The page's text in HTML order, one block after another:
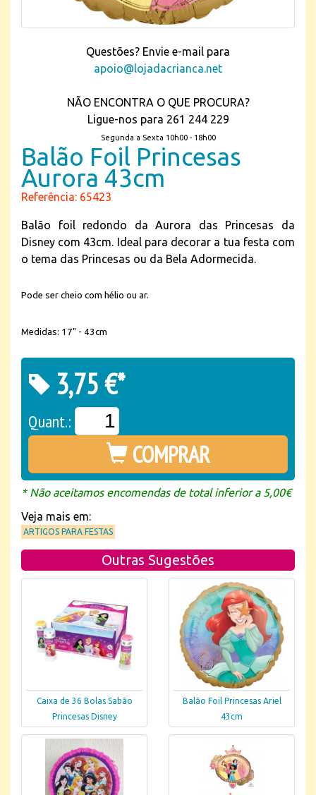
Questões? Envie e-mail para
apoio@lojadacrianca.net
NÃO ENCONTRA O QUE PROCURA?
Ligue-nos para 261 244 229
Segunda a Sexta 10h00 - 18h00
Balão Foil Princesas
Aurora 43cm
Referência: 65423
Balão foil redondo da Aurora das Princesas da
Disney com 43cm. Ideal para decorar a tua festa com
o tema das Princesas ou da Bela Adormecida.
Pode ser cheio com hélio ou ar.
Medidas: 17" - 43cm
3,75 €*
Quant.:
COMPRAR
* Não aceitamos encomendas de total inferior a 5,00€
Veja mais em:
ARTIGOS PARA FESTAS
Outras Sugestões
Caixa de 36 Bolas Sabão
Princesas Disney
Balão Foil Princesas Ariel
43cm